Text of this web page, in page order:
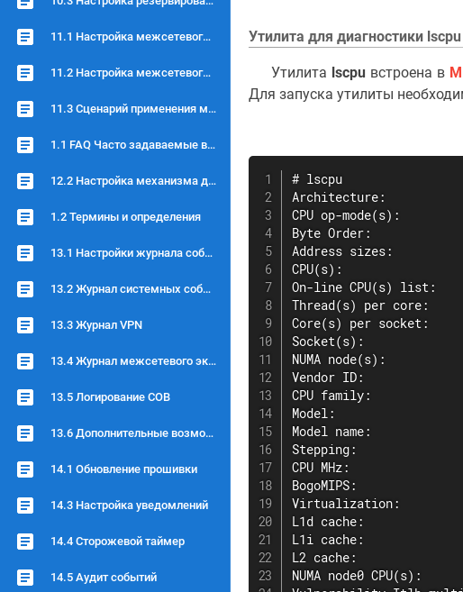
11.1 Настройка межсетевого экрана на уровне L2
11.2 Настройка межсетевого экрана на уровне L3
11.3 Сценарий применения межсетевого экрана
1.1 FAQ Часто задаваемые вопросы
12.2 Настройка механизма детектирования
1.2 Термины и определения
13.1 Настройки журнала событий
13.2 Журнал системных событий
13.3 Журнал VPN
13.4 Журнал межсетевого экрана
13.5 Логирование СОВ
13.6 Дополнительные возможности логирования
14.1 Обновление прошивки
14.3 Настройка уведомлений
14.4 Сторожевой таймер
14.5 Аудит событий
Утилита для диагностики lscpu
Утилита lscpu встроена в
Для запуска утилиты
# lscpu
Architecture:
CPU op-mode(s):
Byte Order:
Address sizes:
CPU(s):
On-line CPU(s) list:
Thread(s) per core:
Core(s) per socket:
Socket(s):
NUMA node(s):
Vendor ID:
CPU family:
Model:
Model name:
Stepping:
CPU MHz:
BogoMIPS:
Virtualization:
L1d cache:
L1i cache:
L2 cache:
NUMA node0 CPU(s):